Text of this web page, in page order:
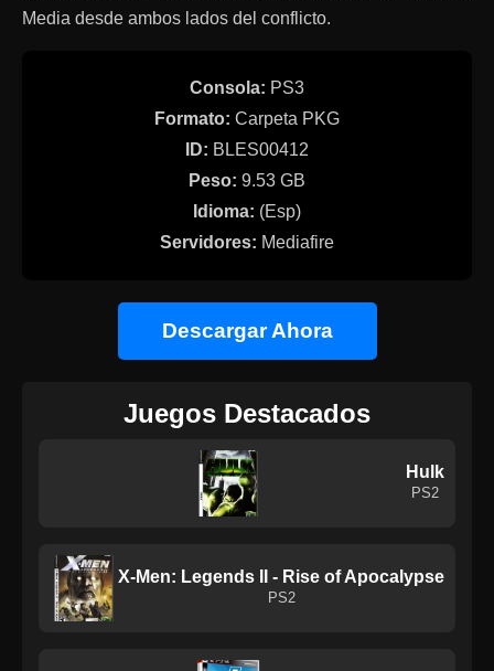
Media desde ambos lados del conflicto.
Consola: PS3
Formato: Carpeta PKG
ID: BLES00412
Peso: 9.53 GB
Idioma: (Esp)
Servidores: Mediafire
Descargar Ahora
Juegos Destacados
Hulk
PS2
X-Men: Legends II - Rise of Apocalypse
PS2